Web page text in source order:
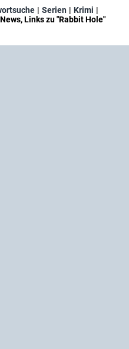
Serien
Krimi
Links zu "Rabbit Hole"